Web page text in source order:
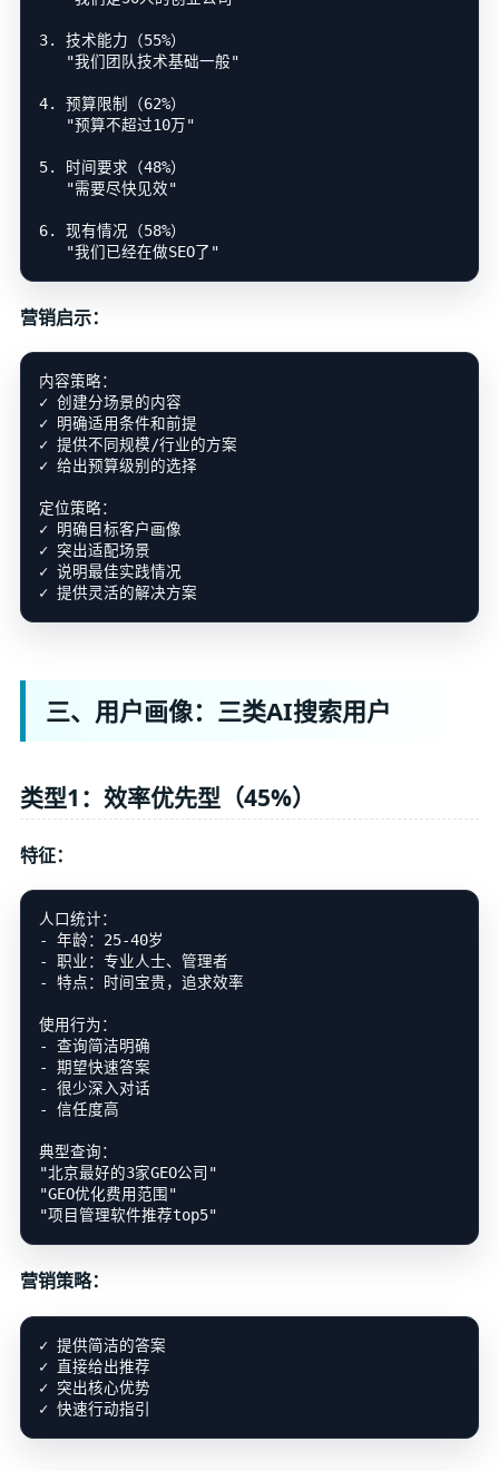
3. 技术能力（55%）
   "我们团队技术基础一般"
4. 预算限制（62%）
   "预算不超过10万"
5. 时间要求（48%）
   "需要尽快见效"
6. 现有情况（58%）
营销启示：
内容策略：
✓ 创建分场景的内容
✓ 明确适用条件和前提
✓ 提供不同规模/行业的方案
✓ 给出预算级别的选择
定位策略：
✓ 明确目标客户画像
✓ 突出适配场景
✓ 说明最佳实践情况
三、用户画像：三类AI搜索用户
类型1：效率优先型（45%）
特征：
人口统计：
- 年龄：25-40岁
- 职业：专业人士、管理者
- 特点：时间宝贵，追求效率
使用行为：
- 查询简洁明确
- 期望快速答案
- 很少深入对话
- 信任度高
典型查询：
"北京最好的3家GEO公司"
"GEO优化费用范围"
营销策略：
✓ 提供简洁的答案
✓ 直接给出推荐
✓ 突出核心优势